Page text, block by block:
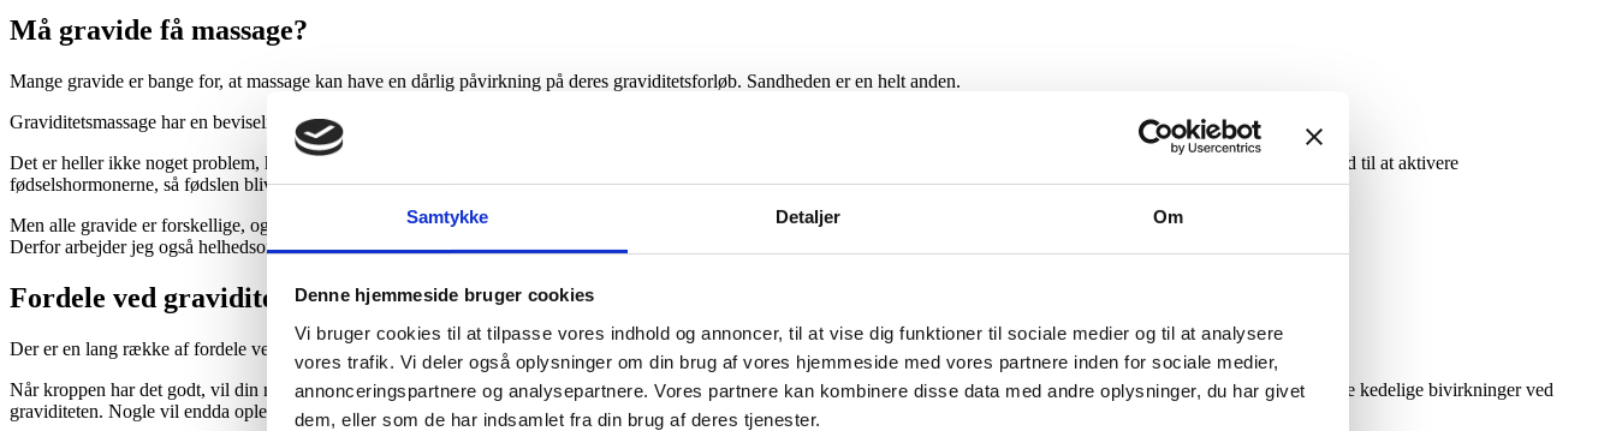
Samtykke Detaljer Om
Denne hjemmeside bruger cookies
Vi bruger cookies til at tilpasse vores indhold og annoncer, til at vise dig funktioner til sociale medier og til at analysere
vores trafik. Vi deler også oplysninger om din brug af vores hjemmeside med vores partnere inden for sociale medier,
annonceringspartnere og analysepartnere. Vores partnere kan kombinere disse data med andre oplysninger, du har givet
dem, eller som de har indsamlet fra din brug af deres tjenester.
Må gravide få massage?
Mange gravide er bange for, at massage kan have en dårlig påvirkning på deres graviditetsforløb. Sandheden er en helt anden.
Graviditetsmassage har en beviselig positiv effekt på både graviditeten, forløbet, barnets tilstand og på dig som gravid.
Det er heller ikke noget problem, hvis din terminsdato er tæt på, da det kan være med til at give din en indre ro, og det giver dig en kontakt med din egen krop, som kan være med til at aktivere
fødselshormonerne, så fødslen bliver sat i gang på en naturlig måde.
Men alle gravide er forskellige, og de har forskellige behov, udfordringer eller ønsker.
Derfor arbejder jeg også helhedsorienteret. Vi starter med en samtale om dine behov og ønsker og forventninger. Herefter tilrettelægger vi behandlingen.
Fordele ved graviditetsmassage
Der er en lang række af fordele ved at få massage, når du er gravid. Det giver en effektiv lindring af smerter og spændinger, men også en ro og afslapning i kroppen.
Når kroppen har det godt, vil din nattesøvn også blive bedre og mere stabil. Dette er afgørende for dit energiniveau i løbet af dagen, så du har mere overskud til at modstå de mere kedelige bivirkninger ved
graviditeten. Nogle vil endda opleve en stærkere forbindelse til barnet.